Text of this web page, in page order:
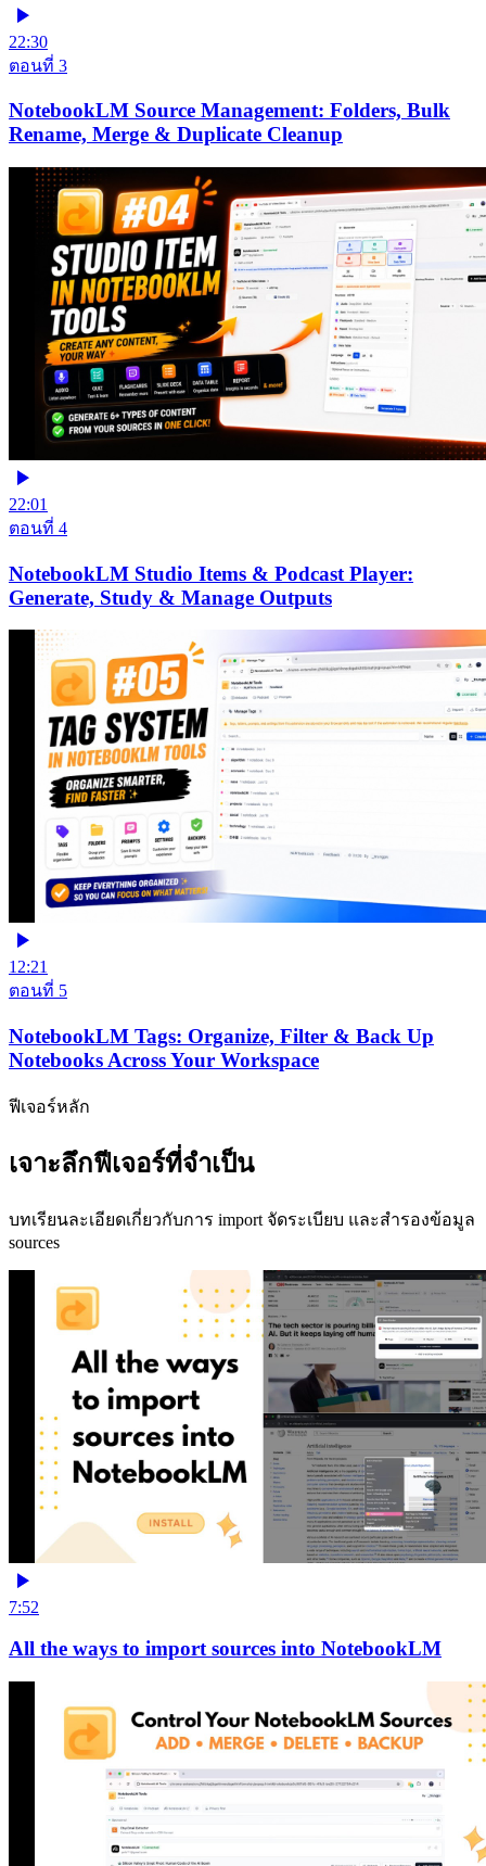
22:30
ตอนที่ 3
NotebookLM Source Management: Folders, Bulk
Rename, Merge & Duplicate Cleanup
22:01
ตอนที่ 4
NotebookLM Studio Items & Podcast Player:
Generate, Study & Manage Outputs
12:21
ตอนที่ 5
NotebookLM Tags: Organize, Filter & Back Up
Notebooks Across Your Workspace
ฟีเจอร์หลัก
เจาะลึกฟีเจอร์ที่จำเป็น
บทเรียนละเอียดเกี่ยวกับการ import จัดระเบียบ และสำรองข้อมูล
sources
7:52
All the ways to import sources into NotebookLM